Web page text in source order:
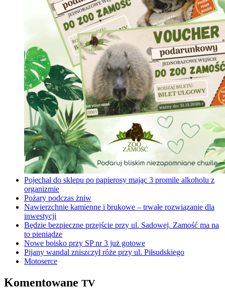
Pojechał do sklepu po papierosy mając 3 promile alkoholu z
organizmie
Pożary podczas żniw
Nawierzchnie kamienne i brukowe – trwałe rozwiązanie dla
inwestycji
Będzie bezpieczne przejście przy ul. Sadowej. Zamość ma na
to pieniądze
Nowe boisko przy SP nr 3 już gotowe
Pijany wandal zniszczył róże przy ul. Piłsudskiego
Motoserce
Komentowane TV